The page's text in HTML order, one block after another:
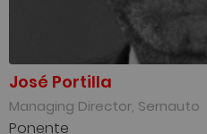
José Portilla
Managing Director, Sernauto
Ponente